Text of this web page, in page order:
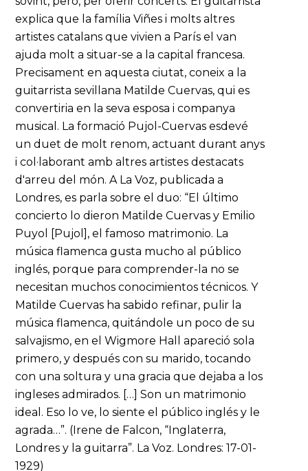
explica que la família Viñes i molts altres
artistes catalans que vivien a París el van
ajuda molt a situar-se a la capital francesa.
Precisament en aquesta ciutat, coneix a la
guitarrista sevillana Matilde Cuervas, qui es
convertiria en la seva esposa i companya
musical. La formació Pujol-Cuervas esdevé
un duet de molt renom, actuant durant anys
i col·laborant amb altres artistes destacats
d'arreu del món. A La Voz, publicada a
Londres, es parla sobre el duo: “El último
concierto lo dieron Matilde Cuervas y Emilio
Puyol [Pujol], el famoso matrimonio. La
música flamenca gusta mucho al público
inglés, porque para comprender-la no se
necesitan muchos conocimientos técnicos. Y
Matilde Cuervas ha sabido refinar, pulir la
música flamenca, quitándole un poco de su
salvajismo, en el Wigmore Hall apareció sola
primero, y después con su marido, tocando
con una soltura y una gracia que dejaba a los
ingleses admirados. […] Son un matrimonio
ideal. Eso lo ve, lo siente el público inglés y le
agrada…”. (Irene de Falcon, “Inglaterra,
Londres y la guitarra”. La Voz. Londres: 17-01-
1929)